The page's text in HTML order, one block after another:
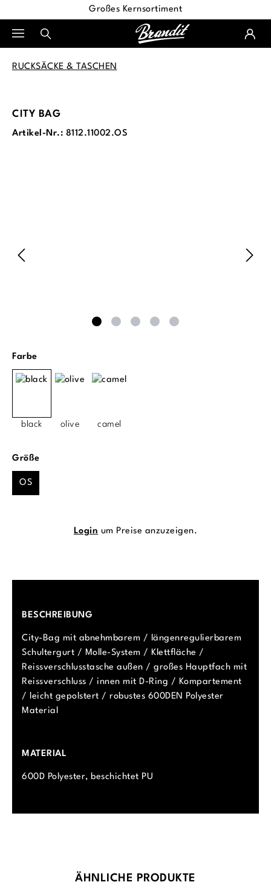
Großes Kernsortiment
RUCKSÄCKE & TASCHEN
CITY BAG
Artikel-Nr.: 8112.11002.OS
Farbeauswählen
black olive camel
Größeauswählen
OS
Login um Preise anzuzeigen.
BESCHREIBUNG
City-Bag mit abnehmbarem / längenregulierbarem
Schultergurt / Molle-System / Klettfläche /
Reissverschlusstasche außen / großes Hauptfach mit
Reissverschluss / innen mit D-Ring / Kompartement
/ leicht gepolstert / robustes 600DEN Polyester
Material
MATERIAL
600D Polyester, beschichtet PU
Produktgalerie überspringen
ÄHNLICHE PRODUKTE